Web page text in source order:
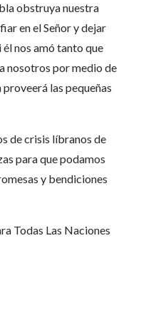
obstruya nuestra
en el Señor y dejar
él nos amó tanto que
nosotros por medio de
las pequeñas
de crisis líbranos de
para que podamos
y bendiciones
Todas Las Naciones